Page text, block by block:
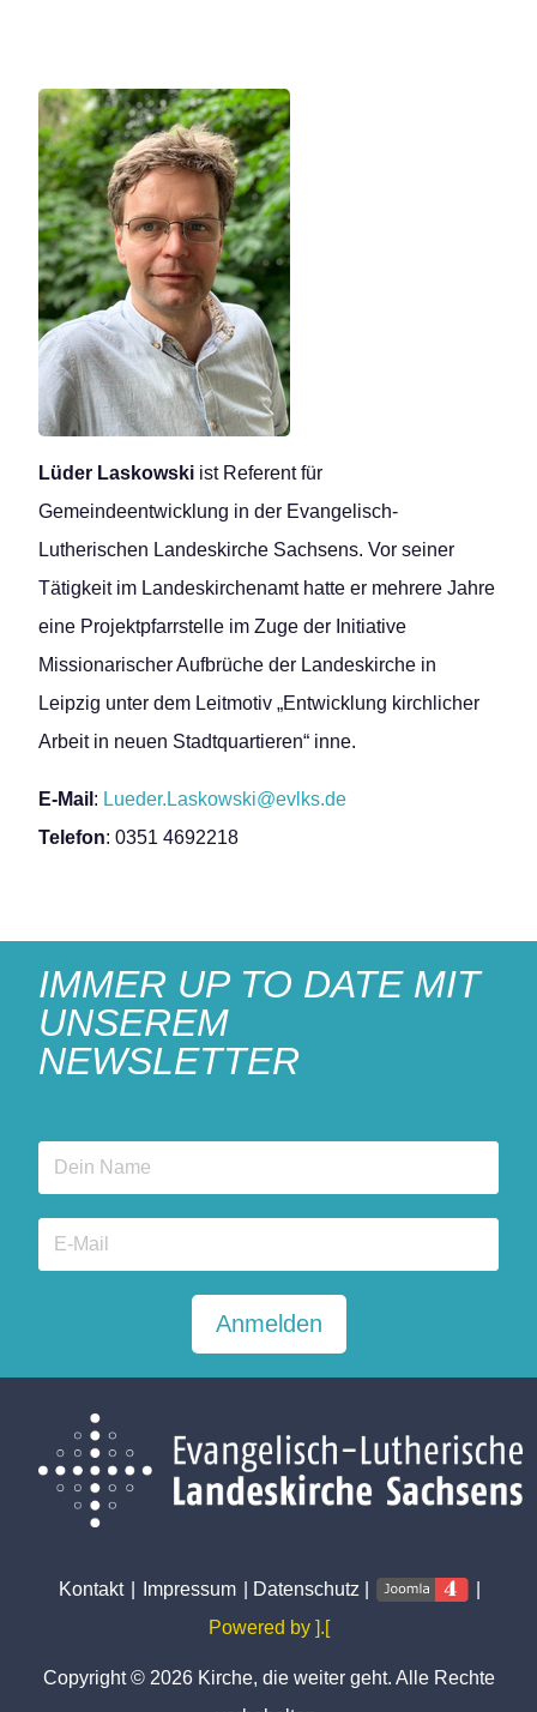
Lüder Laskowski ist Referent für
Gemeindeentwicklung in der Evangelisch-
Lutherischen Landeskirche Sachsens. Vor seiner
Tätigkeit im Landeskirchenamt hatte er mehrere Jahre
eine Projektpfarrstelle im Zuge der Initiative
Missionarischer Aufbrüche der Landeskirche in
Leipzig unter dem Leitmotiv „Entwicklung kirchlicher
Arbeit in neuen Stadtquartieren“ inne.
E-Mail : Lueder.Laskowski@evlks.de
Telefon: 0351 4692218
IMMER UP TO DATE MIT
UNSEREM
NEWSLETTER
Anmelden
Kontakt Impressum Datenschutz
Powered by ].[
Copyright © 2026 Kirche, die weiter geht. Alle Rechte